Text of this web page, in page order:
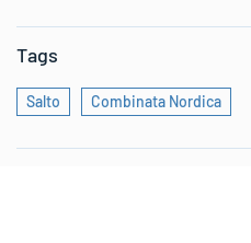
Tags
Salto Combinata Nordica